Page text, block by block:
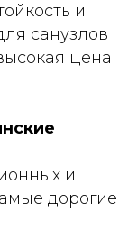
и
санузлов
цена
и
дорогие